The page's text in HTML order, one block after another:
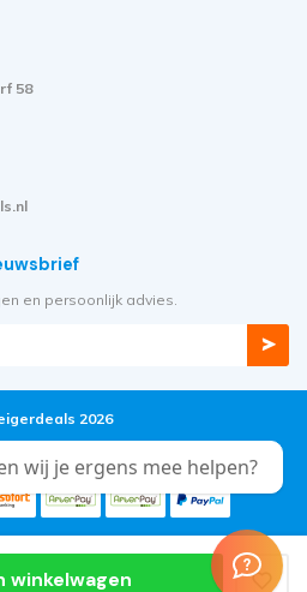
winkelwagen
58
en persoonlijk advies.
2026
wij je ergens mee helpen?